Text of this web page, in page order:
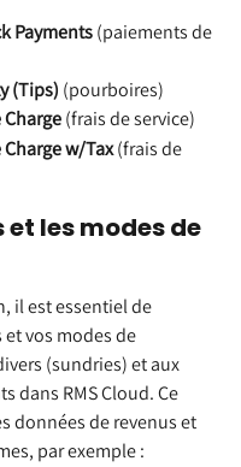
Payments (paiements de
(Tips) (pourboires)
Charge (frais de service)
Charge w/Tax (frais de
les modes de
il est essentiel de
vos modes de
(sundries) et aux
dans RMS Cloud. Ce
données de revenus et
par exemple :